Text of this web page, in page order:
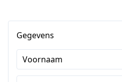
Gegevens
Voornaam